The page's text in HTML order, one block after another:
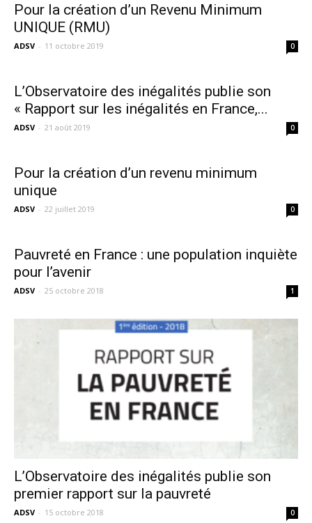
Pour la création d’un Revenu Minimum
UNIQUE (RMU)
ADSV - 11 octobre 2019 0
L’Observatoire des inégalités publie son
« Rapport sur les inégalités en France,...
ADSV - 21 août 2019 0
Pour la création d’un revenu minimum
unique
ADSV - 22 juillet 2019 0
Pauvreté en France : une population inquiète
pour l’avenir
ADSV - 25 octobre 2018 1
L’Observatoire des inégalités publie son
premier rapport sur la pauvreté
ADSV - 15 octobre 2018 0